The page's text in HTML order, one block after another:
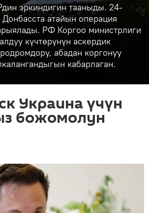
эркиндигин тааныды. 24-
атайын операция
РФ Коргоо министрлиги
күчтөрүнүн аскердик
абадан коргонуу
кабарлаган.
Украина үчүн
божомолун